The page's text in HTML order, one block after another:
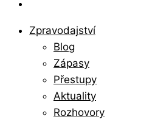
Zpravodajství
Blog
Zápasy
Přestupy
Aktuality
Rozhovory